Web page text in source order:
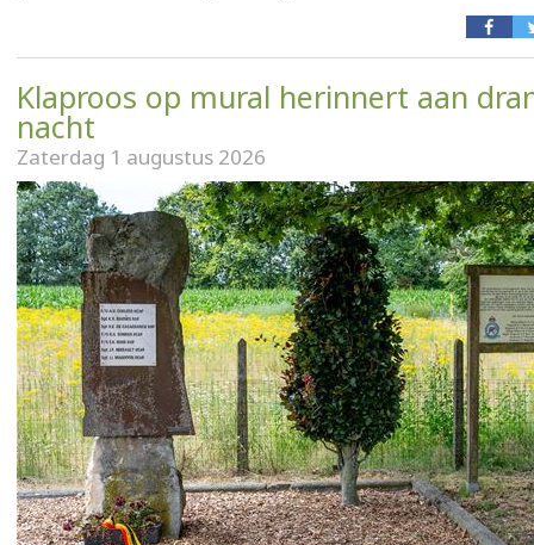
Klaproos op mural herinnert aan
nacht
Zaterdag 1 augustus 2026